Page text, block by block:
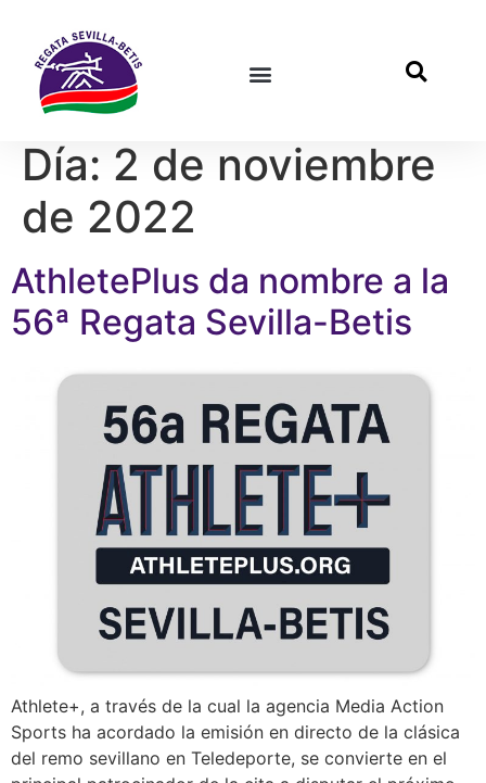
Día: 2 de noviembre
de 2022
AthletePlus da nombre a la
56ª Regata Sevilla-Betis
Athlete+, a través de la cual la agencia Media Action
Sports ha acordado la emisión en directo de la clásica
del remo sevillano en Teledeporte, se convierte en el